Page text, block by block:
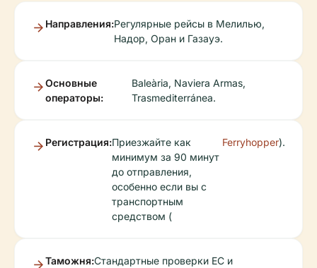
Направления:Регулярные рейсы в Мелилью,
Надор, Оран и Газауэ.
Основные
операторы:
Baleària, Naviera Armas,
Trasmediterránea.
Регистрация:Приезжайте как
минимум за 90 минут
до отправления,
особенно если вы с
транспортным
средством (
Ferryhopper).
Таможня:Стандартные проверки ЕС и